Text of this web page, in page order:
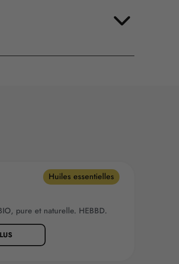
Huiles essentielles
pure et naturelle. HEBBD.